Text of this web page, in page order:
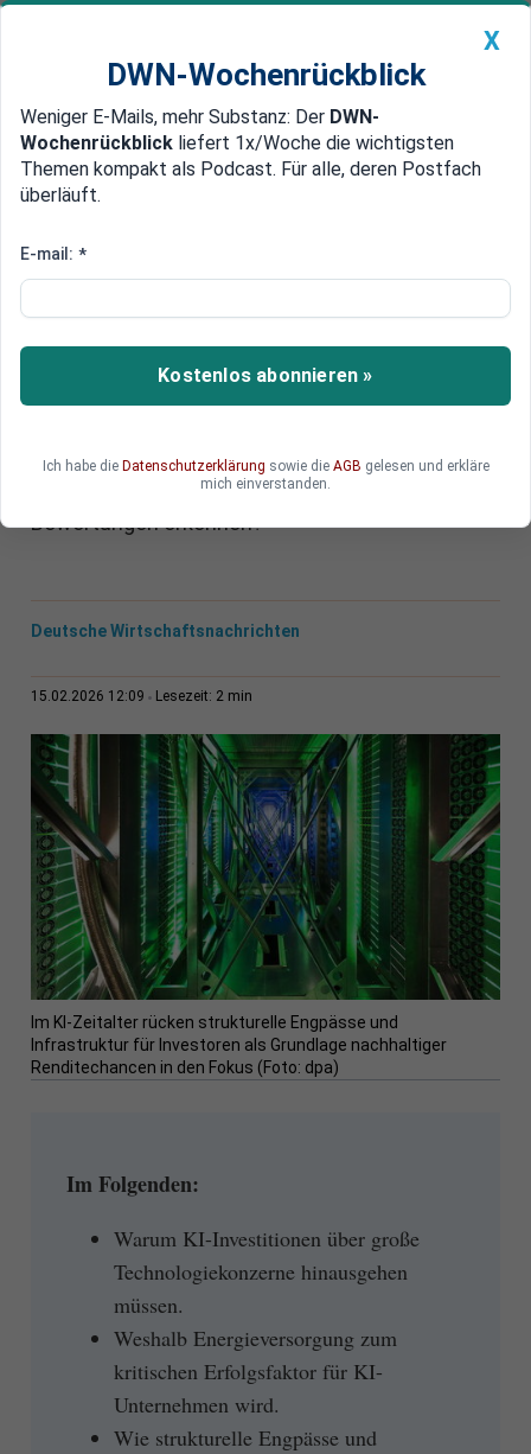
Newsticker MEIN DWN: Geldanlage Premium
Edelmetalle DWN-Magazin China
Investitionsstrategien im KI-
langfristige Wertschöpfung
Künstliche Intelligenz prägt
Investitionsentscheidungen und verändert die
Wie lassen sich im KI-Zeitalter nachhaltige
Renditechancen jenseits überhöhter
Bewertungen erkennen?
Deutsche Wirtschaftsnachrichten
15.02.2026 12:09 Lesezeit: 2 min
Im KI-Zeitalter rücken strukturelle Engpässe und
Infrastruktur für Investoren als Grundlage nachhaltiger
Renditechancen in den Fokus (Foto: dpa)
Im Folgenden:
Warum KI-Investitionen über große
Technologiekonzerne hinausgehen
müssen.
Weshalb Energieversorgung zum
kritischen Erfolgsfaktor für KI-
Unternehmen wird.
Wie strukturelle Engpässe und
X
DWN-Wochenrückblick
Weniger E-Mails, mehr Substanz: Der DWN-
Wochenrückblick liefert 1x/Woche die wichtigsten
Themen kompakt als Podcast. Für alle, deren Postfach
überläuft.
E-mail: *
Kostenlos abonnieren »
Ich habe die Datenschutzerklärung sowie die AGB gelesen und erkläre
mich einverstanden.